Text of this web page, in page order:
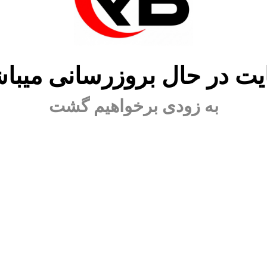
در حال بروزرسانی
به زودی برخواهیم گشت